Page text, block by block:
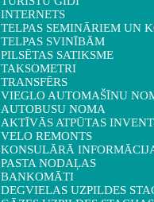
INTERNETS
TELPAS SEMINĀRIEM UN
TELPAS SVINĪBĀM
PILSĒTAS SATIKSME
TAKSOMETRI
TRANSFĒRS
VIEGLO AUTOMAŠĪNU
AUTOBUSU NOMA
AKTĪVĀS ATPŪTAS
VELO REMONTS
KONSULĀRĀ
PASTA NODAĻAS
BANKOMĀTI
DEGVIELAS UZPILDES